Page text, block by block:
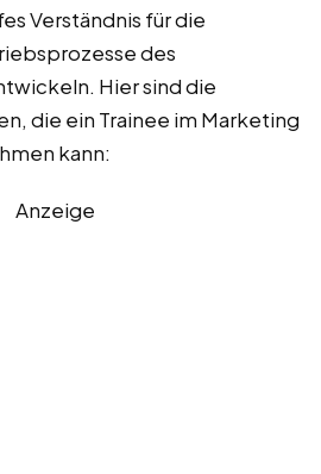
Verständnis für die
des
Hier sind die
die ein Trainee im Marketing
kann:
Anzeige